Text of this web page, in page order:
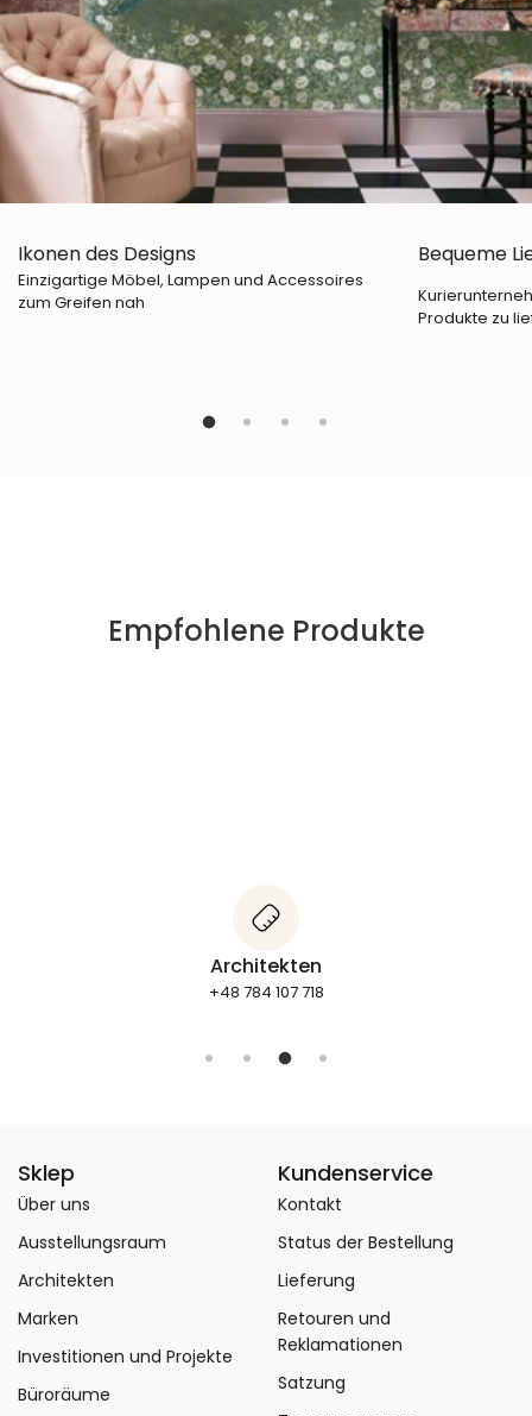
Ikonen des Designs
Einzigartige Möbel, Lampen und Accessoires
zum Greifen nah
Bequeme
Produkte zu
Empfohlene Produkte
Investitionen und Projekte
+48 532 505 098
Sklep
Über uns
Ausstellungsraum
Architekten
Marken
Investitionen und Projekte
Büroräume
Kundenservice
Kontakt
Status der Bestellung
Lieferung
Retouren und
Reklamationen
Satzung